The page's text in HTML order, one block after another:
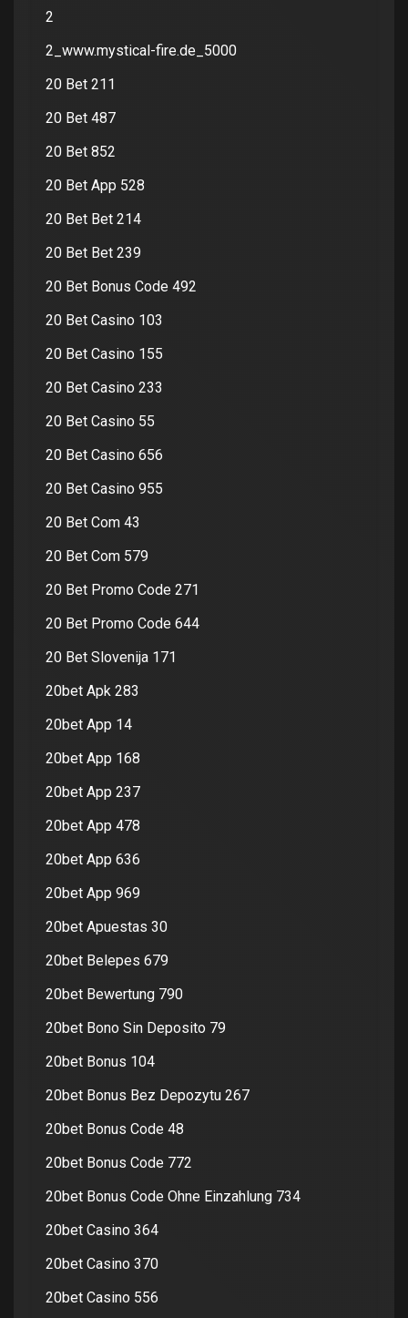
2
2_www.mystical-fire.de_5000
20 Bet 211
20 Bet 487
20 Bet 852
20 Bet App 528
20 Bet Bet 214
20 Bet Bet 239
20 Bet Bonus Code 492
20 Bet Casino 103
20 Bet Casino 155
20 Bet Casino 233
20 Bet Casino 55
20 Bet Casino 656
20 Bet Casino 955
20 Bet Com 43
20 Bet Com 579
20 Bet Promo Code 271
20 Bet Promo Code 644
20 Bet Slovenija 171
20bet Apk 283
20bet App 14
20bet App 168
20bet App 237
20bet App 478
20bet App 636
20bet App 969
20bet Apuestas 30
20bet Belepes 679
20bet Bewertung 790
20bet Bono Sin Deposito 79
20bet Bonus 104
20bet Bonus Bez Depozytu 267
20bet Bonus Code 48
20bet Bonus Code 772
20bet Bonus Code Ohne Einzahlung 734
20bet Casino 364
20bet Casino 370
20bet Casino 556